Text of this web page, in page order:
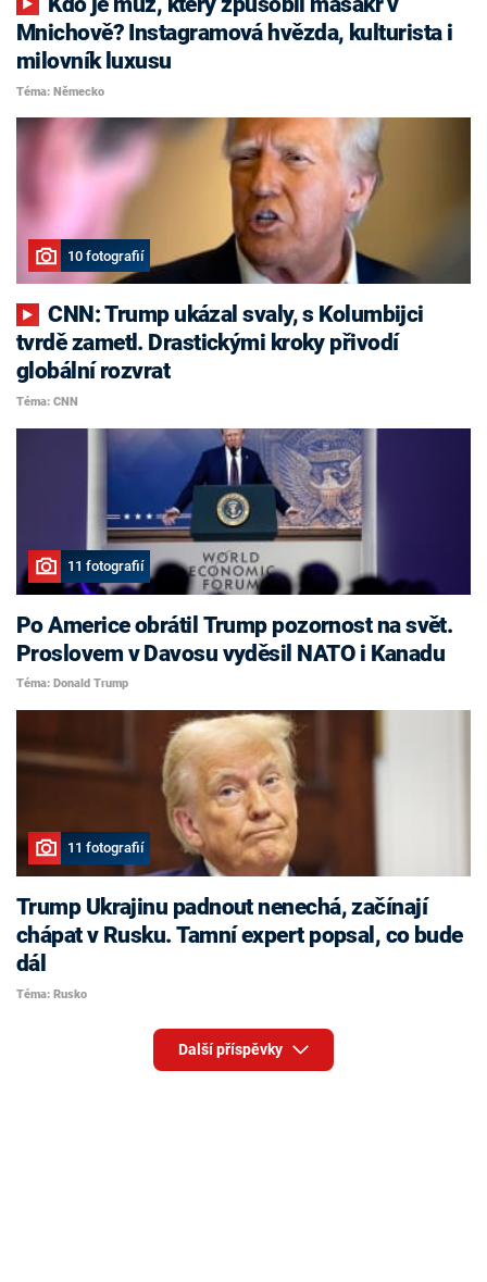
Mnichově? Instagramová hvězda, kulturista i
milovník luxusu
Téma: Německo
10 fotografií
CNN: Trump ukázal svaly, s Kolumbijci
tvrdě zametl. Drastickými kroky přivodí
globální rozvrat
Téma: CNN
11 fotografií
Po Americe obrátil Trump pozornost na svět.
Proslovem v Davosu vyděsil NATO i Kanadu
Téma: Donald Trump
11 fotografií
Trump Ukrajinu padnout nenechá, začínají
chápat v Rusku. Tamní expert popsal, co bude
dál
Téma: Rusko
Další příspěvky